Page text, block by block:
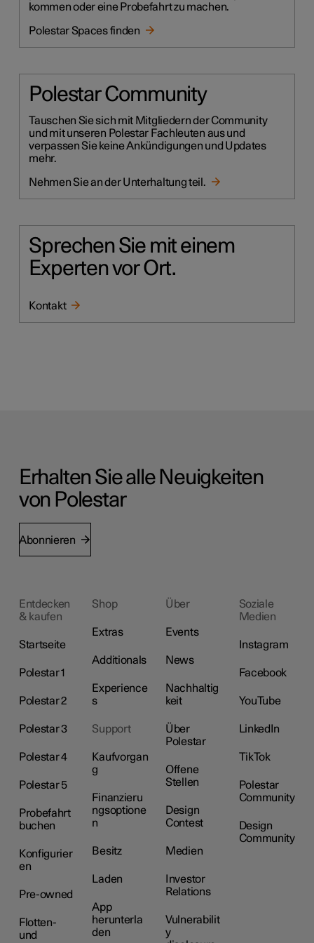
kommen oder eine Probefahrt zu machen.
Polestar Spaces finden
Polestar Community
Tauschen Sie sich mit Mitgliedern der Community
und mit unseren Polestar Fachleuten aus und
verpassen Sie keine Ankündigungen und Updates
mehr.
Nehmen Sie an der Unterhaltung teil.
Sprechen Sie mit einem
Experten vor Ort.
Kontakt
Erhalten Sie alle Neuigkeiten
von Polestar
Abonnieren
Entdecken
& kaufen
Startseite
Polestar 1
Polestar 2
Polestar 3
Polestar 4
Polestar 5
Probefahrt
buchen
Konfigurier
en
Pre-owned
Flotten-
und
Shop
Extras
Additionals
Experience
s
Support
Kaufvorgan
g
Finanzieru
ngsoptione
n
Besitz
Laden
App
herunterla
den
Über
Events
News
Nachhaltig
keit
Über
Polestar
Offene
Stellen
Design
Contest
Medien
Investor
Relations
Vulnerabilit
y
Soziale
Medien
Instagram
Facebook
YouTube
LinkedIn
TikTok
Polestar
Community
Design
Community